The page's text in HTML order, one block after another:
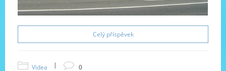
Celý příspěvek
Videa | 0